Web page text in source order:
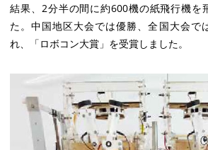
結果、2分半の間に約600機の紙飛行機を
た。中国地区大会では優勝、全国大会で
れ、「ロボコン大賞」を受賞しました。